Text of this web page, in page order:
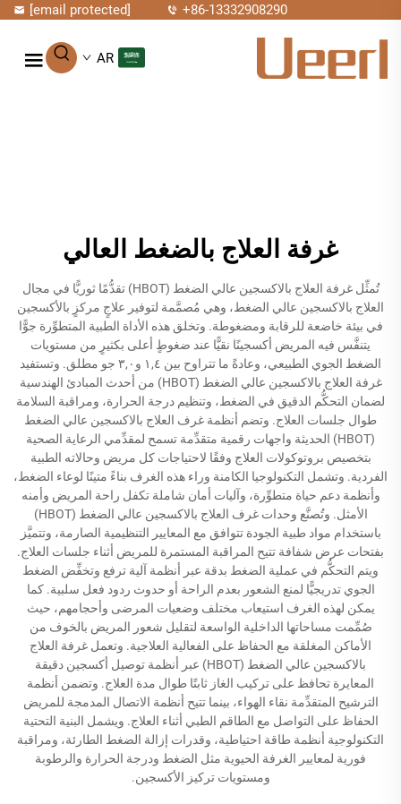
+86-13332908290
[email protected]
AR
غرفة العلاج بالضغط العالي
تُمثِّل غرفة العلاج بالاكسجين عالي الضغط (HBOT) تقدُّمًا ثوريًّا في مجال
العلاج بالاكسجين عالي الضغط، وهي مُصمَّمة لتوفير علاجٍ مركزٍ بالأكسجين
في بيئة خاضعة للرقابة ومضغوطة. وتخلق هذه الأداة الطبية المتطوِّرة جوًّا
يتنفَّس فيه المريض أكسجينًا نقيًّا عند ضغوطٍ أعلى بكثيرٍ من مستويات
الضغط الجوي الطبيعي، وعادةً ما تتراوح بين ١,٤ و٣,٠ جو مطلق. وتستفيد
غرفة العلاج بالاكسجين عالي الضغط (HBOT) من أحدث المبادئ الهندسية
لضمان التحكُّم الدقيق في الضغط، وتنظيم درجة الحرارة، ومراقبة السلامة
طوال جلسات العلاج. وتضم أنظمة غرف العلاج بالاكسجين عالي الضغط
(HBOT) الحديثة واجهات رقمية متقدِّمة تسمح لمقدِّمي الرعاية الصحية
بتخصيص بروتوكولات العلاج وفقًا لاحتياجات كل مريض وحالاته الطبية
الفردية. وتشمل التكنولوجيا الكامنة وراء هذه الغرف بناءً متينًا لوعاء الضغط،
وأنظمة دعم حياة متطوِّرة، وآليات أمان شاملة تكفل راحة المريض وأمنه
الأمثل. وتُصنَّع وحدات غرف العلاج بالاكسجين عالي الضغط (HBOT)
باستخدام مواد طبية الجودة تتوافق مع المعايير التنظيمية الصارمة، وتتميَّز
بفتحات عرض شفافة تتيح المراقبة المستمرة للمريض أثناء جلسات العلاج.
ويتم التحكُّم في عملية الضغط بدقة عبر أنظمة آلية ترفع وتخفِّض الضغط
الجوي تدريجيًّا لمنع الشعور بعدم الراحة أو حدوث ردود فعل سلبية. كما
يمكن لهذه الغرف استيعاب مختلف وضعيات المرضى وأحجامهم، حيث
صُمِّمت مساحاتها الداخلية الواسعة لتقليل شعور المريض بالخوف من
الأماكن المغلقة مع الحفاظ على الفعالية العلاجية. وتعمل غرفة العلاج
بالاكسجين عالي الضغط (HBOT) عبر أنظمة توصيل أكسجين دقيقة
المعايرة تحافظ على تركيب الغاز ثابتًا طوال مدة العلاج. وتضمن أنظمة
الترشيح المتقدِّمة نقاء الهواء، بينما تتيح أنظمة الاتصال المدمجة للمريض
الحفاظ على التواصل مع الطاقم الطبي أثناء العلاج. ويشمل البنية التحتية
التكنولوجية أنظمة طاقة احتياطية، وقدرات إزالة الضغط الطارئة، ومراقبة
فورية لمعايير الغرفة الحيوية مثل الضغط ودرجة الحرارة والرطوبة
ومستويات تركيز الأكسجين.